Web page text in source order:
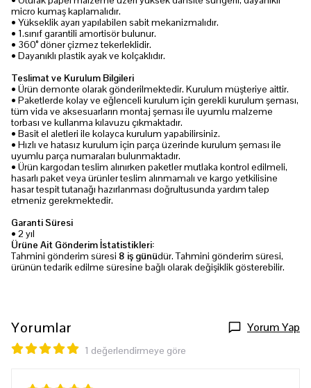
micro kumaş kaplamalıdır.
• Yükseklik ayarı yapılabilen sabit mekanizmalıdır.
• 1.sınıf garantili amortisör bulunur.
• 360° döner çizmez tekerleklidir.
• Dayanıklı plastik ayak ve kolçaklıdır.
Teslimat ve Kurulum Bilgileri
• Ürün demonte olarak gönderilmektedir. Kurulum müşteriye aittir.
• Paketlerde kolay ve eğlenceli kurulum için gerekli kurulum şeması,
tüm vida ve aksesuarların montaj şeması ile uyumlu malzeme
torbası ve kullanma kılavuzu çıkmaktadır.
• Basit el aletleri ile kolayca kurulum yapabilirsiniz.
• Hızlı ve hatasız kurulum için parça üzerinde kurulum şeması ile
uyumlu parça numaraları bulunmaktadır.
• Ürün kargodan teslim alınırken paketler mutlaka kontrol edilmeli,
hasarlı paket veya ürünler teslim alınmamalı ve kargo yetkilisine
hasar tespit tutanağı hazırlanması doğrultusunda yardım talep
etmeniz gerekmektedir.
Garanti Süresi
• 2 yıl
Ürüne Ait Gönderim İstatistikleri:
Tahmini gönderim süresi 8 iş günüdür. Tahmini gönderim süresi,
ürünün tedarik edilme süresine bağlı olarak değişiklik gösterebilir.
Yorumlar Yorum Yap
1 değerlendirmeye göre